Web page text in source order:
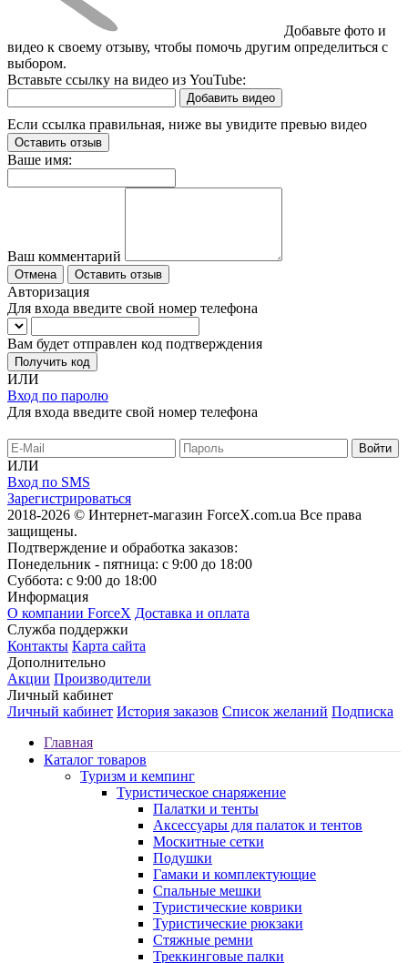
Добавьте фото и
видео к своему отзыву, чтобы помочь другим определиться с
выбором.
Вставьте ссылку на видео из YouTube:
Добавить видео
Если ссылка правильная, ниже вы увидите превью видео
Оставить отзыв
Ваше имя:
Ваш комментарий
Отмена Оставить отзыв
Авторизация
Для входа введите свой номер телефона
Вам будет отправлен код подтверждения
Получить код
ИЛИ
Вход по паролю
Для входа введите свой номер телефона
ИЛИ
Вход по SMS
Зарегистрироваться
2018-2026 © Интернет-магазин ForceX.com.ua Все права
защищены.
Подтверждение и обработка заказов:
Понедельник - пятница: с 9:00 до 18:00
Суббота: с 9:00 до 18:00
Информация
О компании ForceX Доставка и оплата
Служба поддержки
Контакты Карта сайта
Дополнительно
Акции Производители
Личный кабинет
Личный кабинет История заказов Список желаний Подписка
Главная
Каталог товаров
Туризм и кемпинг
Туристическое снаряжение
Палатки и тенты
Аксессуары для палаток и тентов
Москитные сетки
Подушки
Гамаки и комплектующие
Спальные мешки
Туристические коврики
Туристические рюкзаки
Стяжные ремни
Треккинговые палки